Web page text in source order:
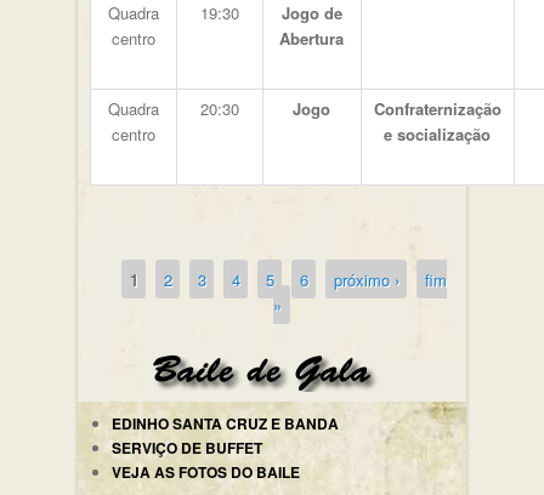
Quadra
centro
19:30
Jogo de
Abertura
Quadra
centro
20:30 Jogo
Confraternização
e socialização
Páginas
1 2 3 4 5 6 próximo ›
fim
»
EDINHO SANTA CRUZ E BANDA
SERVIÇO DE BUFFET
VEJA AS FOTOS DO BAILE